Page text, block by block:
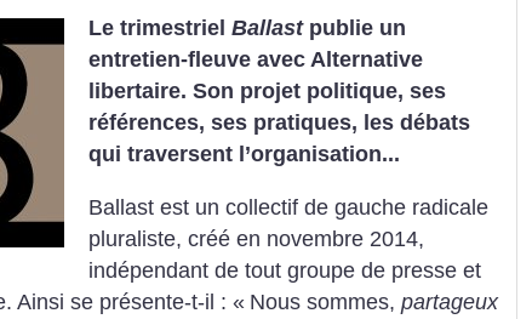
Le trimestriel Ballastpublie un
entretien-fleuve avec Alternative
libertaire. Son projet politique, ses
références, ses pratiques, les débats
qui traversent l’organisation...
Ballast est un collectif de gauche radicale
pluraliste, créé en novembre 2014,
indépendant de tout groupe de presse et
Ainsi se présente-t-il : « Nous sommes, partageux